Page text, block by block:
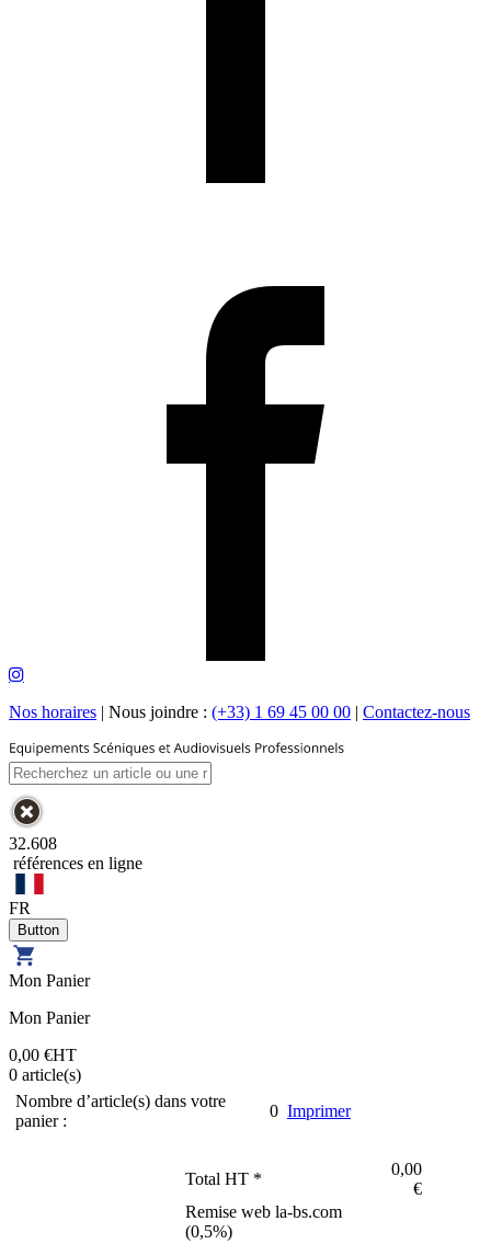
Nos horaires | Nous joindre : (+33) 1 69 45 00 00 | Contactez-nous
32.608
références en ligne
FR
Mon Panier
Mon Panier
0,00 €HT
0 article(s)
Nombre d’article(s) dans votre
panier :
0 Imprimer
Total HT *
0,00
€
Remise web la-bs.com
(0,5%)